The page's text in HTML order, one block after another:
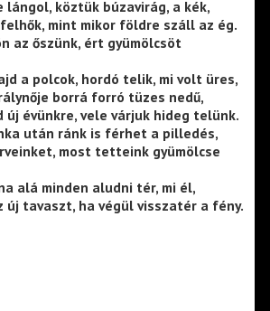
lángol, köztük búzavirág, a kék,
mint mikor földre száll az ég.
az őszünk, ért gyümölcsöt
a polcok, hordó telik, mi volt üres,
borrá forró tüzes nedű,
új évünkre, vele várjuk hideg telünk.
után ránk is férhet a pilledés,
most tetteink gyümölcse
alá minden aludni tér, mi él,
új tavaszt, ha végül visszatér a fény.